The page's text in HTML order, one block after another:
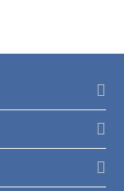
осуществить
более
удочки